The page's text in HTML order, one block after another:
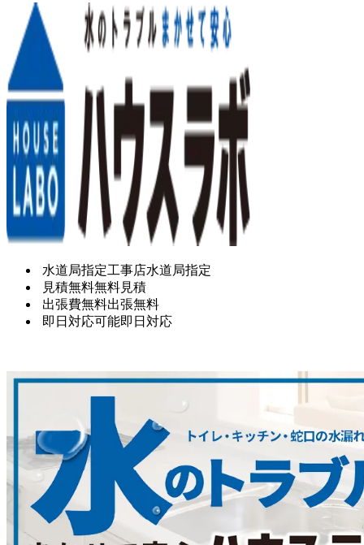
水道局指定工事店水道局指定
見積無料無料見積
出張費無料出張無料
即日対応可能即日対応